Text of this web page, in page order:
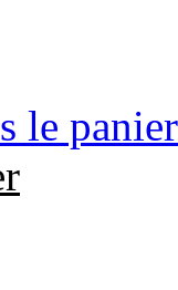
le panier